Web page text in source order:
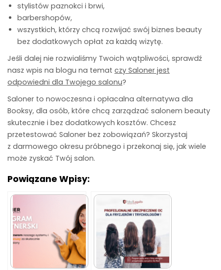
stylistów paznokci i brwi,
barbershopów,
wszystkich, którzy chcą rozwijać swój biznes beauty
bez dodatkowych opłat za każdą wizytę.
Jeśli dalej nie rozwialiśmy Twoich wątpliwości, sprawdź
nasz wpis na blogu na temat czy Saloner jest
odpowiedni dla Twojego salonu?
Saloner to nowoczesna i opłacalna alternatywa dla
Booksy, dla osób, które chcą zarządzać salonem beauty
skutecznie i bez dodatkowych kosztów. Chcesz
przetestować Saloner bez zobowiązań? Skorzystaj
z darmowego okresu próbnego i przekonaj się, jak wiele
może zyskać Twój salon.
Powiązane Wpisy: